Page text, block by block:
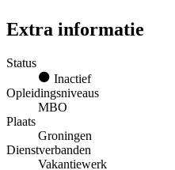
Extra informatie
Status
Inactief
Opleidingsniveaus
MBO
Plaats
Groningen
Dienstverbanden
Vakantiewerk